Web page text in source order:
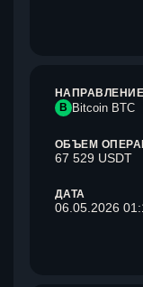
B Bitcoin BTC
ОБЪЕМ
67 529 USDT
ДАТА
06.05.2026